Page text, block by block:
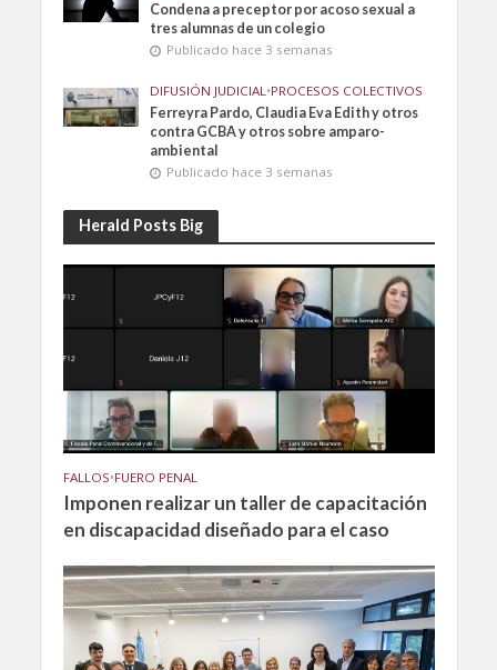
Condena a preceptor por acoso sexual a
tres alumnas de un colegio
Publicado hace 3 semanas
DIFUSIÓN JUDICIAL•PROCESOS COLECTIVOS
Ferreyra Pardo, Claudia Eva Edith y otros
contra GCBA y otros sobre amparo-
ambiental
Publicado hace 3 semanas
Herald Posts Big
FALLOS•FUERO PENAL
Imponen realizar un taller de capacitación
en discapacidad diseñado para el caso